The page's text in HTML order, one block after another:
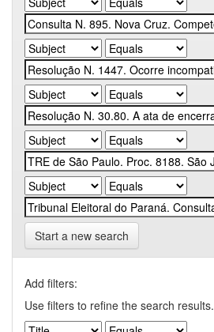
Start a new search
Add filters:
Use filters to refine the search results.